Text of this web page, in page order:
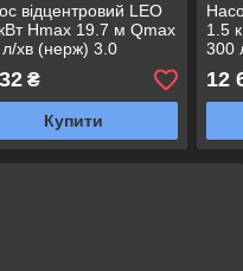
відцентровий LEO
Hmax 19.7 м Qmax
хв (нерж) 3.0
₴
Купити
1.5
300
12